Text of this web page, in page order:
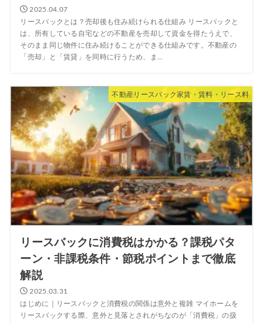
2025.04.07
リースバックとは？売却後も住み続けられる仕組み リースバックと
は、所有している自宅などの不動産を売却して資金を得たうえで、
そのまま同じ物件に住み続けることができる仕組みです。不動産の
「売却」と「賃貸」を同時に行うため、ま...
不動産リースバック家賃・賃料・リース料
リースバックに消費税はかかる？課税パタ
ーン・非課税条件・節税ポイントまで徹底
解説
2025.03.31
はじめに｜リースバックと消費税の関係は意外と複雑 マイホームを
リースバックする際、意外と見落とされがちなのが「消費税」の扱